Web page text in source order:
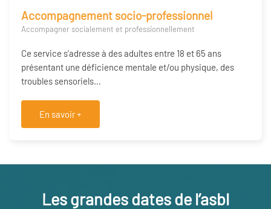
Accompagnement socio-professionnel
Accompagner socialement et professionnellement
Ce service s’adresse à des adultes entre 18 et 65 ans
présentant une déficience mentale et/ou physique, des
troubles sensoriels…
En savoir +
Les grandes dates de l’asbl